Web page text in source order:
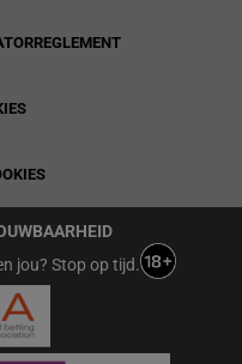
jou? Stop op tijd.